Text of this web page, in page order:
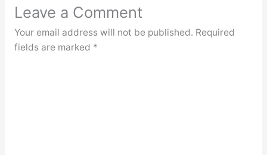
Leave a Comment
Your email address will not be published. Required
fields are marked *